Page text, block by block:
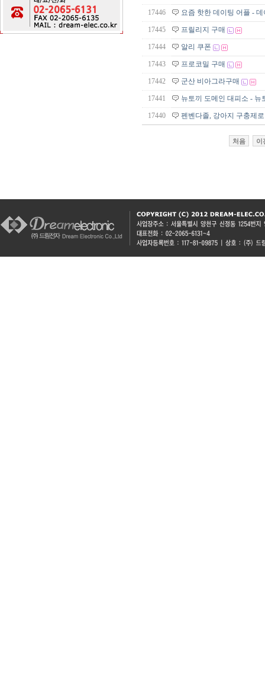
17446 요즘 핫한 데이팅 어플 -
17445 프릴리지 구매
17444 알리 쿠폰
17443 프로코밀 구매
17442 군산 비아그라구매
17441 뉴토끼 도메인 대피소 -
17440 펜벤다졸, 강아지 구충제
처음 이